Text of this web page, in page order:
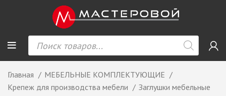
Главная
МЕБЕЛЬНЫЕ КОМПЛЕКТУЮЩИЕ
Крепеж для производства мебели
Заглушки мебельные